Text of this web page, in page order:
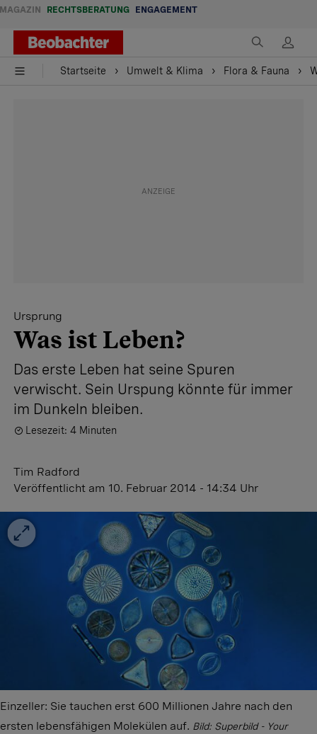
MAGAZIN RECHTSBERATUNG ENGAGEMENT
Startseite Umwelt & Klima Flora & Fauna
Ursprung
Was ist Leben?
Das erste Leben hat seine Spuren
verwischt. Sein Urspung könnte für immer
im Dunkeln bleiben.
Lesezeit: 4 Minuten
Tim Radford
Veröffentlicht am 10. Februar 2014 - 14:34 Uhr
Einzeller: Sie tauchen erst 600 Millionen Jahre nach den
ersten lebensfähigen Molekülen auf. Bild: Superbild - Your